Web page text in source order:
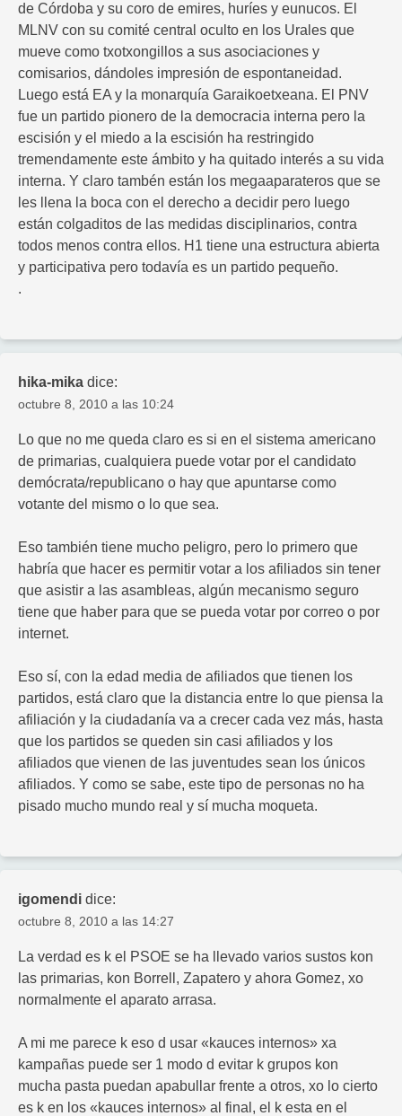
de Córdoba y su coro de emires, huríes y eunucos. El
MLNV con su comité central oculto en los Urales que
mueve como txotxongillos a sus asociaciones y
comisarios, dándoles impresión de espontaneidad.
Luego está EA y la monarquía Garaikoetxeana. El PNV
fue un partido pionero de la democracia interna pero la
escisión y el miedo a la escisión ha restringido
tremendamente este ámbito y ha quitado interés a su vida
interna. Y claro tambén están los megaaparateros que se
les llena la boca con el derecho a decidir pero luego
están colgaditos de las medidas disciplinarios, contra
todos menos contra ellos. H1 tiene una estructura abierta
y participativa pero todavía es un partido pequeño.
.
hika-mika dice:
octubre 8, 2010 a las 10:24
Lo que no me queda claro es si en el sistema americano
de primarias, cualquiera puede votar por el candidato
demócrata/republicano o hay que apuntarse como
votante del mismo o lo que sea.
Eso también tiene mucho peligro, pero lo primero que
habría que hacer es permitir votar a los afiliados sin tener
que asistir a las asambleas, algún mecanismo seguro
tiene que haber para que se pueda votar por correo o por
internet.
Eso sí, con la edad media de afiliados que tienen los
partidos, está claro que la distancia entre lo que piensa la
afiliación y la ciudadanía va a crecer cada vez más, hasta
que los partidos se queden sin casi afiliados y los
afiliados que vienen de las juventudes sean los únicos
afiliados. Y como se sabe, este tipo de personas no ha
pisado mucho mundo real y sí mucha moqueta.
igomendi dice:
octubre 8, 2010 a las 14:27
La verdad es k el PSOE se ha llevado varios sustos kon
las primarias, kon Borrell, Zapatero y ahora Gomez, xo
normalmente el aparato arrasa.
A mi me parece k eso d usar «kauces internos» xa
kampañas puede ser 1 modo d evitar k grupos kon
mucha pasta puedan apabullar frente a otros, xo lo cierto
es k en los «kauces internos» al final, el k esta en el